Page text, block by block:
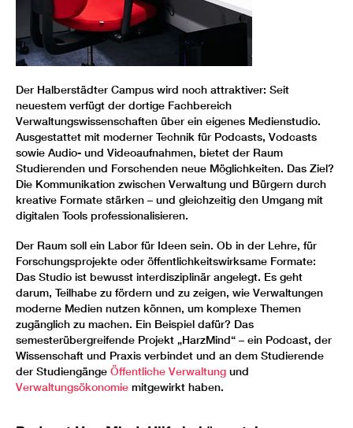
Der Halberstädter Campus wird noch attraktiver: Seit
neuestem verfügt der dortige Fachbereich
Verwaltungswissenschaften über ein eigenes Medienstudio.
Ausgestattet mit moderner Technik für Podcasts, Vodcasts
sowie Audio- und Videoaufnahmen, bietet der Raum
Studierenden und Forschenden neue Möglichkeiten. Das Ziel?
Die Kommunikation zwischen Verwaltung und Bürgern durch
kreative Formate stärken – und gleichzeitig den Umgang mit
digitalen Tools professionalisieren.
Der Raum soll ein Labor für Ideen sein. Ob in der Lehre, für
Forschungsprojekte oder öffentlichkeitswirksame Formate:
Das Studio ist bewusst interdisziplinär angelegt. Es geht
darum, Teilhabe zu fördern und zu zeigen, wie Verwaltungen
moderne Medien nutzen können, um komplexe Themen
zugänglich zu machen. Ein Beispiel dafür? Das
semesterübergreifende Projekt „HarzMind“ – ein Podcast, der
Wissenschaft und Praxis verbindet und an dem Studierende
der Studiengänge Öffentliche Verwaltung und
Verwaltungsökonomie mitgewirkt haben.